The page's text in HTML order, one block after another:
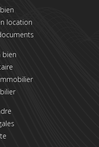
location
bien